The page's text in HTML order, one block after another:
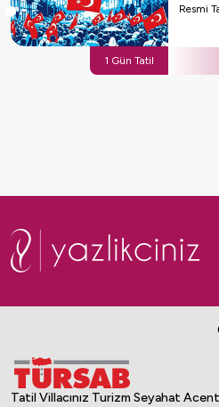
1 Gün Tatil
Resmi
Tatil Villacınız Turizm Seyahat